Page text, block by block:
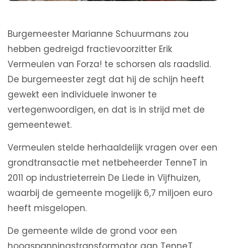
Burgemeester Marianne Schuurmans zou
hebben gedreigd fractievoorzitter Erik
Vermeulen van Forza! te schorsen als raadslid.
De burgemeester zegt dat hij de schijn heeft
gewekt een individuele inwoner te
vertegenwoordigen, en dat is in strijd met de
gemeentewet.
Vermeulen stelde herhaaldelijk vragen over een
grondtransactie met netbeheerder TenneT in
2011 op industrieterrein De Liede in Vijfhuizen,
waarbij de gemeente mogelijk 6,7 miljoen euro
heeft misgelopen.
De gemeente wilde de grond voor een